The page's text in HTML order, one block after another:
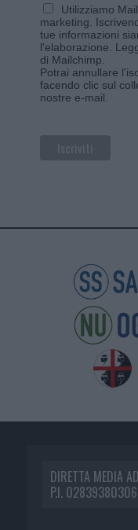
Utilizziamo
marketing.
tue informazioni
l'elaborazione.
di Mailchimp
Potrai annullare
facendo clic sul
nostre e-mail.
DIRETTA MEDIA
P.I. 02839380306